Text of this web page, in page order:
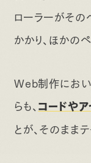
ローラーがそ
かかり、ほかの
Web制作におい
らも、 コードやア
とが、そのまま